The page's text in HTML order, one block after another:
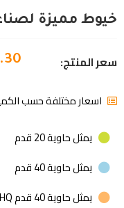
خيوط مميزة
سعر المنتج:
اسعار مختلفة حسب
يمثل حاوية 20 قدم
يمثل حاوية 40 قدم
يمثل حاوية 40 قدم HQ